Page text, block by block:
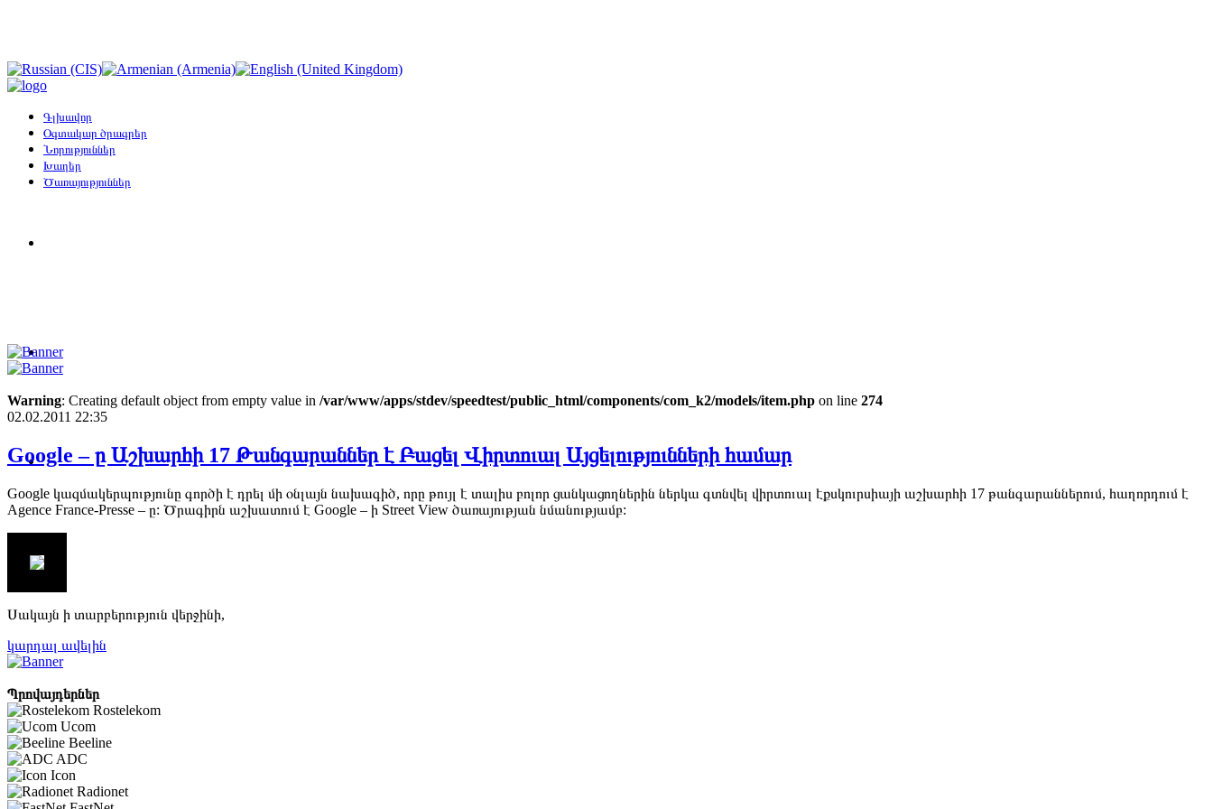
Գլխավոր
Օգտակար ծրագրեր
Նորություններ
Խաղեր
Ծառայություններ
Warning: Creating default object from empty value in /var/www/apps/stdev/speedtest/public_html/components/com_k2/models/item.php on line 274
02.02.2011 22:35
Google – ը Աշխարհի 17 Թանգարաններ է Բացել Վիրտուալ Այցելությունների համար
Google կազմակերպությունը գործի է դրել մի օնլայն նախագիծ, որը թույլ է տալիս բոլոր ցանկացողներին ներկա գտնվել վիրտուալ էքսկուրսիայի աշխարհի 17 թանգարաններում, հաղորդում է
Agence France-Presse – ը: Ծրագիրն աշխատում է Google – ի Street View ծառայության նմանությամբ:
Սակայն ի տարբերություն վերջինի,
կարդալ ավելին
Պրովայդերներ
Rostelekom
Ucom
Beeline
ADC
Icon
Radionet